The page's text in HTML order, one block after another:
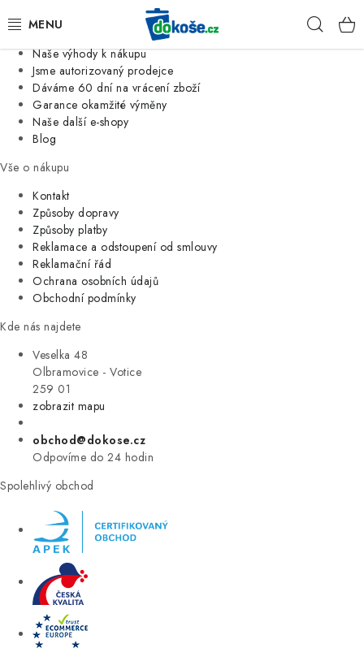
Jsme tradiční česká firma
Naše výhody k nákupu
Jsme autorizovaný prodejce
Dáváme 60 dní na vrácení zboží
Garance okamžité výměny
Naše další e-shopy
Blog
Vše o nákupu
Kontakt
Způsoby dopravy
Způsoby platby
Reklamace a odstoupení od smlouvy
Reklamační řád
Ochrana osobních údajů
Obchodní podmínky
Kde nás najdete
Veselka 48
Olbramovice - Votice
259 01
zobrazit mapu
obchod@dokose.cz
Odpovíme do 24 hodin
Spolehlivý obchod
KOŠE
SÁČKY
KUCHYNĚ
ORGANIZACE
DOMÁCNOST
ÚKLID
VÝPRODEJ
ZNAČKY
Úvod Kontakt Blog
Moje objednávka